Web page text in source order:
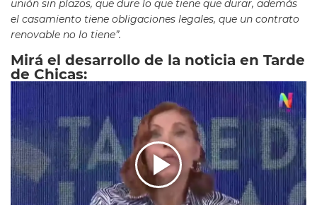
unión sin plazos, que dure lo que tiene que durar, además
el casamiento tiene obligaciones legales, que un contrato
renovable no lo tiene”.
Mirá el desarrollo de la noticia en Tarde
de Chicas: